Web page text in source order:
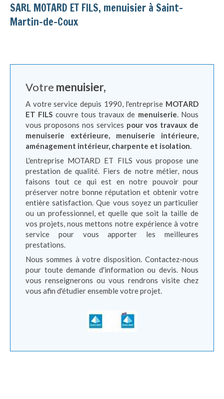
SARL MOTARD ET FILS, menuisier à Saint-
Martin-de-Coux
Votre menuisier,
A votre service depuis 1990, l'entreprise MOTARD
ET FILS couvre tous travaux de menuiserie. Nous
vous proposons nos services pour vos travaux de
menuiserie extérieure, menuiserie intérieure,
aménagement intérieur, charpente et isolation.
L'entreprise MOTARD ET FILS vous propose une
prestation de qualité. Fiers de notre métier, nous
faisons tout ce qui est en notre pouvoir pour
préserver notre bonne réputation et obtenir votre
entière satisfaction. Que vous soyez un particulier
ou un professionnel, et quelle que soit la taille de
vos projets, nous mettons notre expérience à votre
service pour vous apporter les meilleures
prestations.
Nous sommes à votre disposition. Contactez-nous
pour toute demande d'information ou devis. Nous
vous renseignerons ou vous rendrons visite chez
vous afin d'étudier ensemble votre projet.